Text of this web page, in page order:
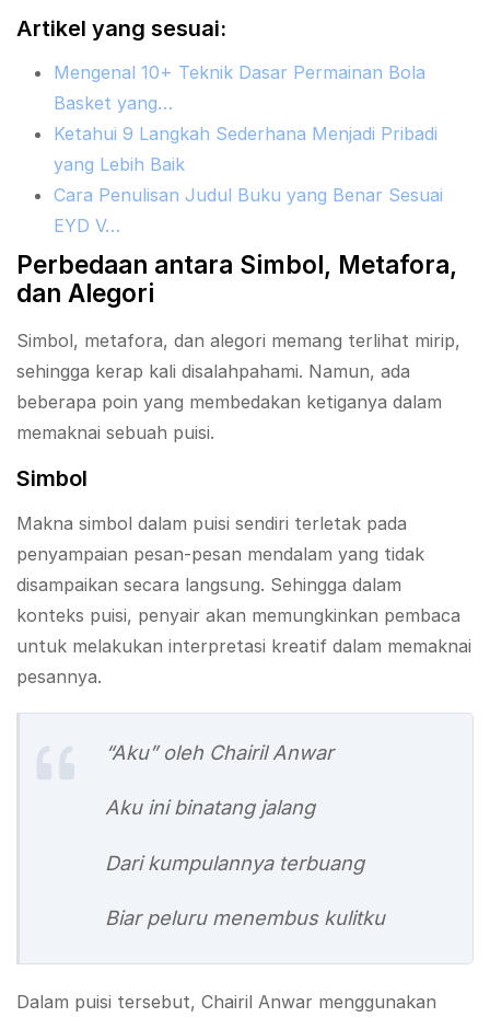
Artikel yang sesuai:
Mengenal 10+ Teknik Dasar Permainan Bola
Basket yang…
Ketahui 9 Langkah Sederhana Menjadi Pribadi
yang Lebih Baik
Cara Penulisan Judul Buku yang Benar Sesuai
EYD V…
Perbedaan antara Simbol, Metafora,
dan Alegori
Simbol, metafora, dan alegori memang terlihat mirip,
sehingga kerap kali disalahpahami. Namun, ada
beberapa poin yang membedakan ketiganya dalam
memaknai sebuah puisi.
Simbol
Makna simbol dalam puisi sendiri terletak pada
penyampaian pesan-pesan mendalam yang tidak
disampaikan secara langsung. Sehingga dalam
konteks puisi, penyair akan memungkinkan pembaca
untuk melakukan interpretasi kreatif dalam memaknai
pesannya.
“Aku” oleh Chairil Anwar
Aku ini binatang jalang
Dari kumpulannya terbuang
Biar peluru menembus kulitku
Dalam puisi tersebut, Chairil Anwar menggunakan